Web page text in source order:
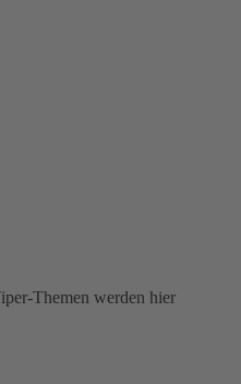
Themen werden hier